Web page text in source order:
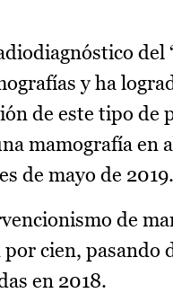
del
y ha
de este tipo de
mamografía en
de mayo de 2019.
de
cien, pasando
en 2018.